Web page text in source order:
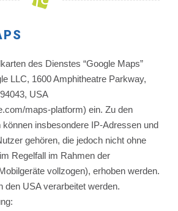
des Dienstes “Google Maps”
LLC, 1600 Amphitheatre Parkway,
USA
maps-platform) ein. Zu den
können insbesondere IP-Adressen und
gehören, die jedoch nicht ohne
Regelfall im Rahmen der
vollzogen), erhoben werden.
den USA verarbeitet werden.